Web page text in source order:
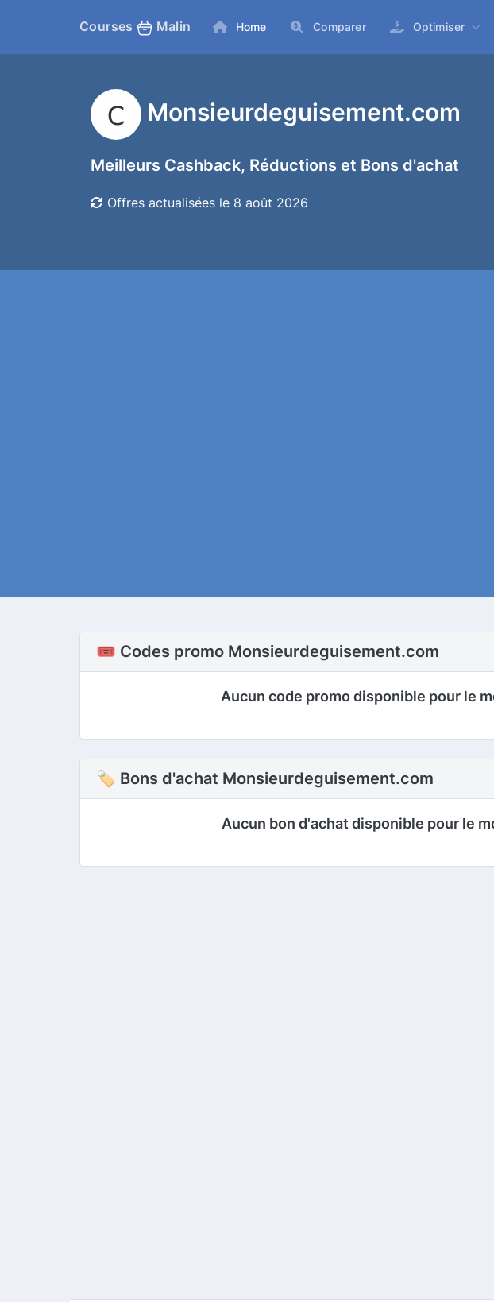
Courses Malin Home Comparer Optimiser
Monsieurdeguisement.com
Meilleurs Cashback, Réductions et Bons d'achat
Offres actualisées le 8 août 2026
🎟️ Codes promo Monsieurdeguisement.com
Aucun code promo disponible pour le
🏷 Bons d'achat Monsieurdeguisement.com
Aucun bon d'achat disponible pour le